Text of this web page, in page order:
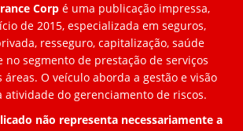
Corp é uma publicação impressa,
de 2015, especializada em seguros,
resseguro, capitalização, saúde
no segmento de prestação de serviços
áreas. O veículo aborda a gestão e visão
atividade do gerenciamento de riscos.
não representa necessariamente a